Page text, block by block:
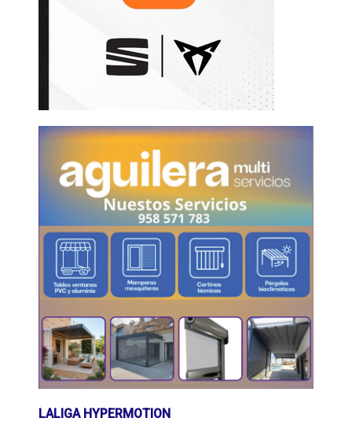
LALIGA HYPERMOTION